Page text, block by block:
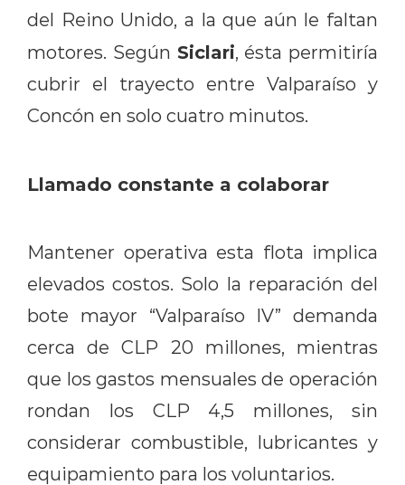
del Reino Unido, a la que aún le faltan
motores. Según Siclari, ésta permitiría
cubrir el trayecto entre Valparaíso y
Concón en solo cuatro minutos.
Llamado constante a colaborar
Mantener operativa esta flota implica
elevados costos. Solo la reparación del
bote mayor “Valparaíso IV” demanda
cerca de CLP 20 millones, mientras
que los gastos mensuales de operación
rondan los CLP 4,5 millones, sin
considerar combustible, lubricantes y
equipamiento para los voluntarios.